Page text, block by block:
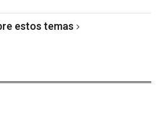
estos temas